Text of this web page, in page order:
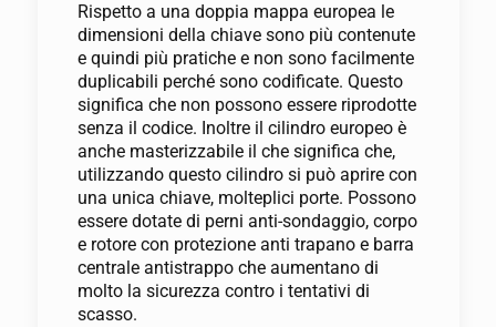
Rispetto a una doppia mappa europea le
dimensioni della chiave sono più contenute
e quindi più pratiche e non sono facilmente
duplicabili perché sono codificate. Questo
significa che non possono essere riprodotte
senza il codice. Inoltre il cilindro europeo è
anche masterizzabile il che significa che,
utilizzando questo cilindro si può aprire con
una unica chiave, molteplici porte. Possono
essere dotate di perni anti-sondaggio, corpo
e rotore con protezione anti trapano e barra
centrale antistrappo che aumentano di
molto la sicurezza contro i tentativi di
scasso.